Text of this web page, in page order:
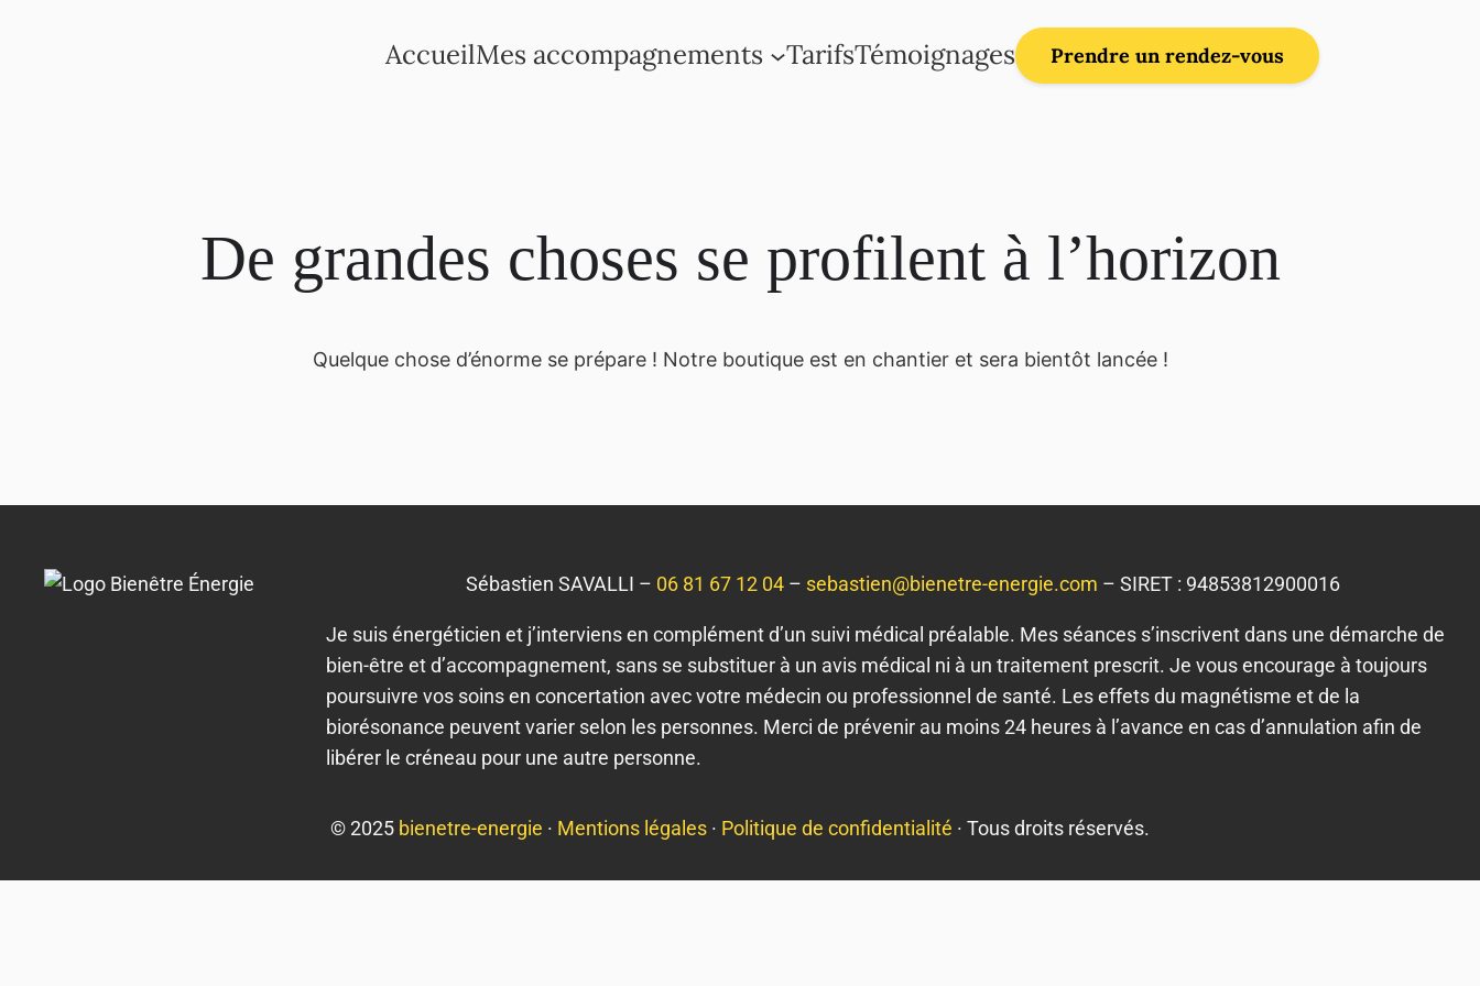
AccueilMes accompagnements TarifsTémoignages Prendre un rendez-vous
De grandes choses se profilent à l’horizon
Quelque chose d’énorme se prépare ! Notre boutique est en chantier et sera bientôt lancée !
Sébastien SAVALLI – 06 81 67 12 04– sebastien@bienetre-energie.com – SIRET : 94853812900016
Je suis énergéticien et j’interviens en complément d’un suivi médical préalable. Mes séances s’inscrivent dans une démarche de
bien-être et d’accompagnement, sans se substituer à un avis médical ni à un traitement prescrit. Je vous encourage à toujours
poursuivre vos soins en concertation avec votre médecin ou professionnel de santé. Les effets du magnétisme et de la
biorésonance peuvent varier selon les personnes. Merci de prévenir au moins 24 heures à l’avance en cas d’annulation afin de
libérer le créneau pour une autre personne.
© 2025 bienetre-energie · Mentions légales · Politique de confidentialité · Tous droits réservés.